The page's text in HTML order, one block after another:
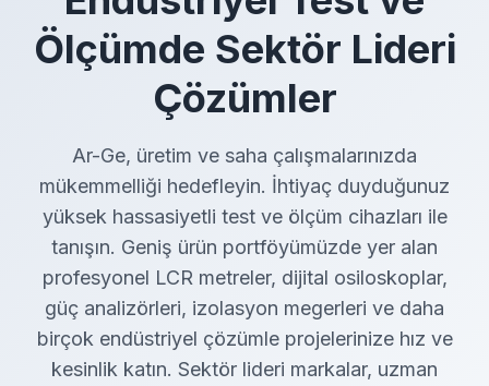
Ölçümde Sektör Lideri
Çözümler
Ar-Ge, üretim ve saha çalışmalarınızda
mükemmelliği hedefleyin. İhtiyaç duyduğunuz
yüksek hassasiyetli test ve ölçüm cihazları ile
tanışın. Geniş ürün portföyümüzde yer alan
profesyonel LCR metreler, dijital osiloskoplar,
güç analizörleri, izolasyon megerleri ve daha
birçok endüstriyel çözümle projelerinize hız ve
kesinlik katın. Sektör lideri markalar, uzman